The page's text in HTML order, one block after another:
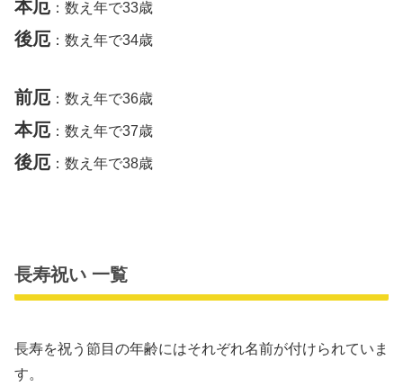
本厄 ：数え年で33歳
後厄 ：数え年で34歳
前厄 ：数え年で36歳
本厄 ：数え年で37歳
後厄 ：数え年で38歳
長寿祝い 一覧
長寿を祝う節目の年齢にはそれぞれ名前が付けられていま
す。